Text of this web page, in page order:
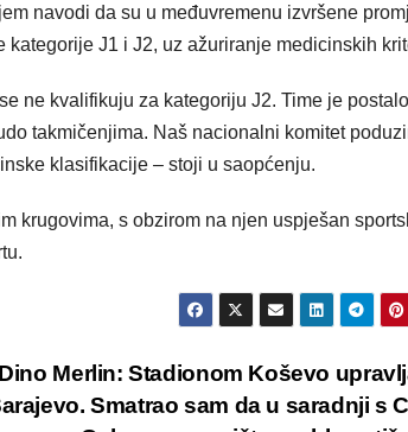
navodi da su u međuvremenu izvršene
J1 i J2, uz ažuriranje medicinskih
ne kvalifikuju za kategoriju J2. Time je postalo
takmičenjima. Naš nacionalni komitet
klasifikacije – stoji u saopćenju.
krugovima, s obzirom na njen uspješan
Dino Merlin: Stadionom Koševo
Smatrao sam da u saradnji s